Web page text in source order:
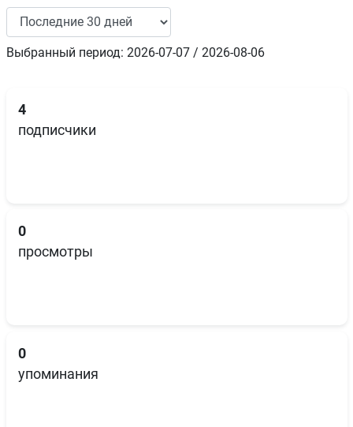
Выбранный период: 2026-07-07 / 2026-08-06
4
подписчики
0
просмотры
0
упоминания